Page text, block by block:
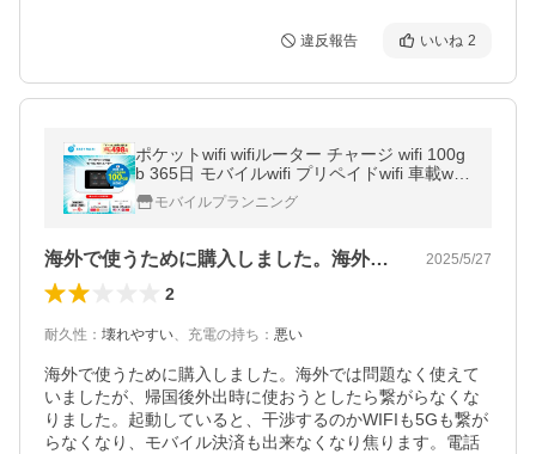
違反報告 いいね 2
ポケットwifi wifiルーター チャージ wifi 100g
b 365日 モバイルwifi プリペイドwifi 車載wifi
買い切りwifi モバイルルーター simフリー wi-
fi
モバイルプランニング
海外で使うために購入しました。海外では… 2025/5/27
2
耐久性 ： 壊れやすい、 充電の持ち ： 悪い
海外で使うために購入しました。海外では問題なく使えて
いましたが、帰国後外出時に使おうとしたら繋がらなくな
りました。起動していると、干渉するのかWIFIも5Gも繋が
らなくなり、モバイル決済も出来なくなり焦ります。電話